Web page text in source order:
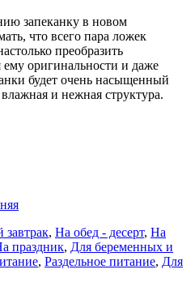
запеканку в новом
что всего пара ложек
преобразить
оригинальности и даже
будет очень насыщенный
и нежная структура.
, На обед - десерт, На
праздник, Для беременных и
, Раздельное питание, Для